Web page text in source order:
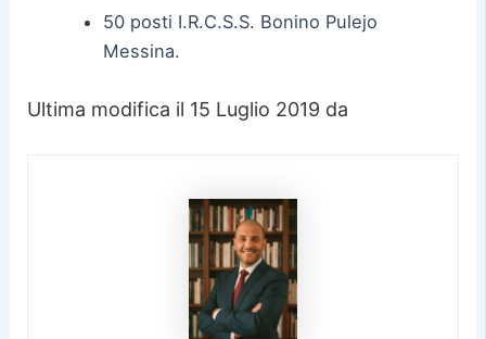
50 posti I.R.C.S.S. Bonino Pulejo
Messina.
Ultima modifica il 15 Luglio 2019 da